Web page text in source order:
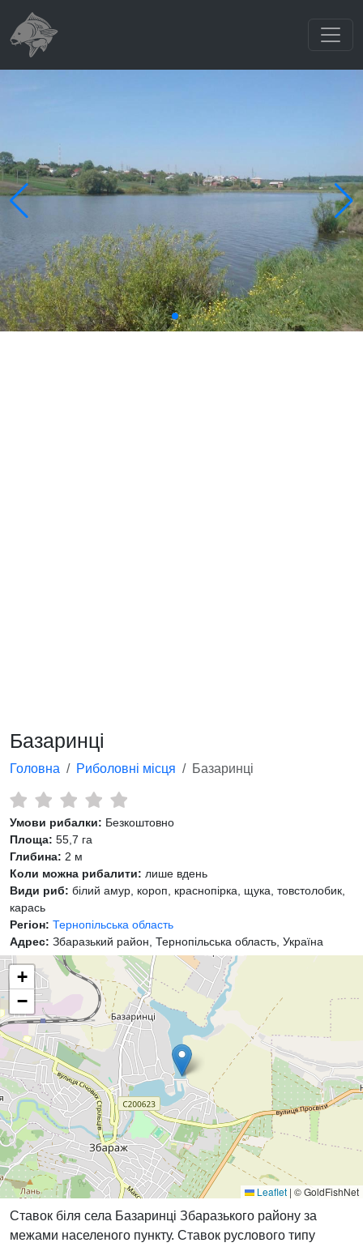
Базаринці
Головна Риболовні місця Базаринці
Умови рибалки: Безкоштовно
Площа: 55,7 га
Глибина: 2 м
Коли можна рибалити: лише вдень
Види риб: білий амур, короп, краснопірка, щука, товстолобик,
карась
Регіон: Тернопільська область
Адрес: Збаразький район, Тернопільська область, Україна
+
−
Leaflet | © GoldFishNet
Ставок біля села Базаринці Збаразького району за
межами населеного пункту. Ставок руслового типу